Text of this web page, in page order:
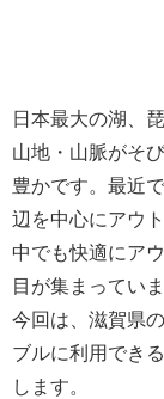
日本最大の湖、
山地・山脈がそ
豊かです。最近
辺を中心にアウ
中でも快適にア
目が集まっていま
今回は、滋賀県
ブルに利用でき
します。